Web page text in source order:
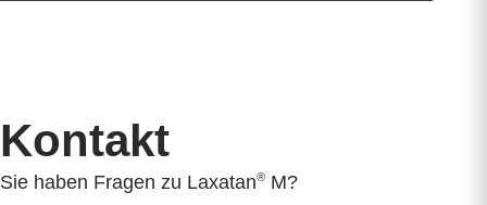
Kontakt
Murnauers Bachblüten
Cannaren-Cannaxil
nasic
®
Kontakt
Sie haben Fragen zu Laxatan® M?